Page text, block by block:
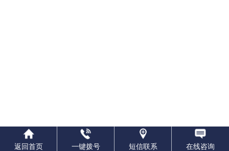
返回首页 一键拨号 短信联系 在线咨询